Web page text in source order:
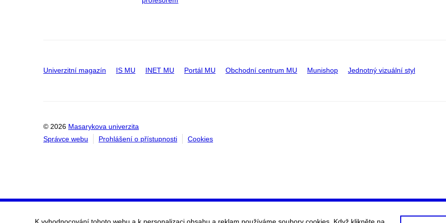
Univerzitní magazín IS MU INET MU Portál MU Obchodní centrum MU Munishop Jednotný vizuální styl
© 2026 Masarykova univerzita
Správce webu
Prohlášení o přístupnosti Cookies